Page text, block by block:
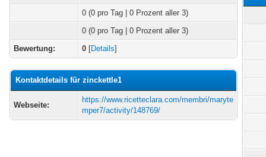
0 (0 pro Tag | 0 Prozent aller 3)
0 (0 pro Tag | 0 Prozent aller 3)
Bewertung:
0 [Details]
Kontaktdetails für zinckettle1
Webseite:
https://www.ricetteclara.com/membri/maryte
mper7/activity/148769/